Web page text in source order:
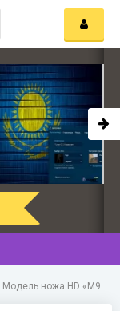
Модель ножа HD «M9 Bayonet - Dragon Soul» для CS 1.6